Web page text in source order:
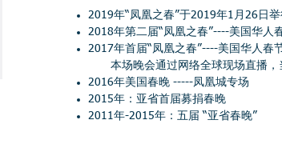
新东方学院公益讲座: 在中文学校的十年里，孩子们到
2018双双中文教学研讨会在美国加州召开
新东方舞蹈获2018国际桃李杯洛杉矶赛区（预赛）“
奖”等 六个奖项
2019年“凤凰之春”于2019年1月26日
2018年第二届“凤凰之春”----美国华人
2017年首届“凤凰之春”----美国华人春
本场晚会通过网络全球现场直播，
2016年美国春晚 -----凤凰城专场
2015年：亚省首届募捐春晚
2011年-2015年：五届 “亚省春晚”